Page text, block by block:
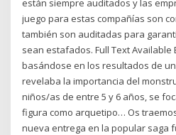
están siempre auditados y las
juego para estas compañías son
también son auditadas para
sean estafados. Full Text Available
basándose en los resultados de
revelaba la importancia del
niños/as de entre 5 y 6 años, se
figura como arquetipo… Os
nueva entrega en la popular saga